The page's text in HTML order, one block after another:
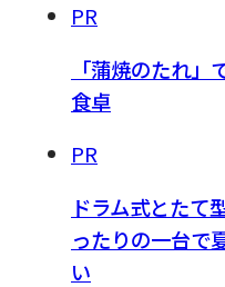
PR
「蒲焼のたれ
食卓
PR
ドラム式とたて
ったりの一台で
い